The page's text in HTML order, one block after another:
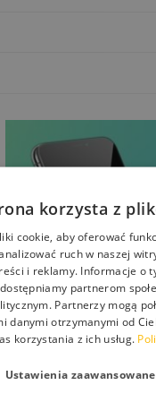
korzysta z
cookie, aby oferować
ruch w naszej
i reklamy. Informacje o
partnerom
Partnerzy mogą
danymi otrzymanymi od
korzystania z ich usług.
Ustawienia zaawansowane